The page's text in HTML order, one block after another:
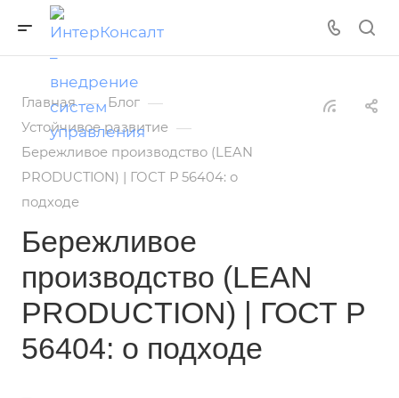
Главная — Блог —
Устойчивое развитие —
Бережливое производство (LEAN
PRODUCTION) | ГОСТ Р 56404: о
подходе
Бережливое
производство (LEAN
PRODUCTION) | ГОСТ Р
56404: о подходе